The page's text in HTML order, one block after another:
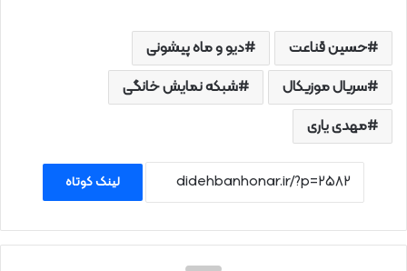
حسین قناعت
دیو و ماه پیشونی
سریال موزیکال
شبکه نمایش خانگی
مهدی یاری
لینک کوتاه